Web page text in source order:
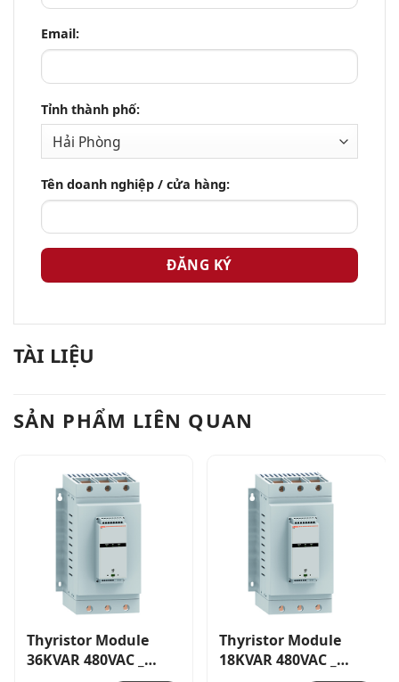
Email:
Tỉnh thành phố:
Tên doanh nghiệp / cửa hàng:
TÀI LIỆU
SẢN PHẨM LIÊN QUAN
Thyristor Module
36KVAR 480VAC _
Thyristor Module
18KVAR 480VAC _